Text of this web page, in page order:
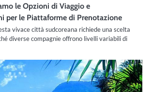
le Opzioni di Viaggio e
per le Piattaforme di Prenotazione
vivace città sudcoreana richiede una scelta
diverse compagnie offrono livelli variabili di